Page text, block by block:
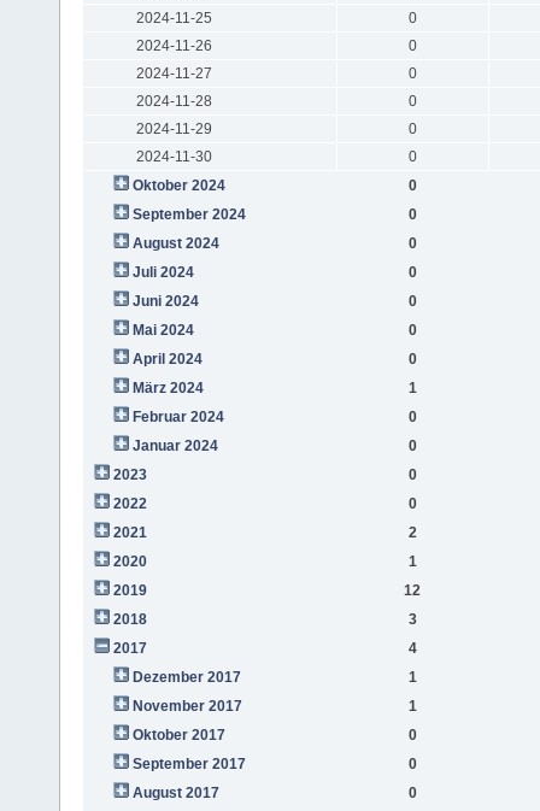
2024-11-25
0
2024-11-26
0
2024-11-27
0
2024-11-28
0
2024-11-29
0
2024-11-30
0
Oktober 2024
0
September 2024
0
August 2024
0
Juli 2024
0
Juni 2024
0
Mai 2024
0
April 2024
0
März 2024
1
Februar 2024
0
Januar 2024
0
2023
0
2022
0
2021
2
2020
1
2019
12
2018
3
2017
4
Dezember 2017
1
November 2017
1
Oktober 2017
0
September 2017
0
August 2017
0